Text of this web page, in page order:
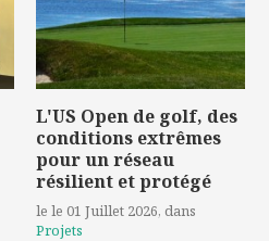
L'US Open de golf, des
conditions extrêmes
pour un réseau
résilient et protégé
le le 01 Juillet 2026, dans
Projets